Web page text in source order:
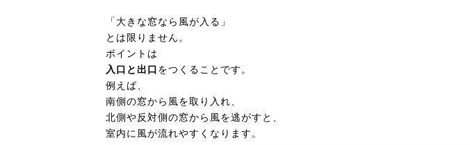
「大きな窓なら風が入る」
とは限りません。
ポイントは
入口と出口 をつくることです。
例えば、
南側の窓から風を取り入れ、
北側や反対側の窓から風を逃がすと、
室内に風が流れやすくなります。